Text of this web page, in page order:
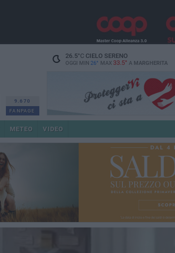
9.670
FANPAGE
26.5°CCIELO SERENO
OGGI MIN 26° MAX 33.5° A MARGHERITA
METEO VIDEO